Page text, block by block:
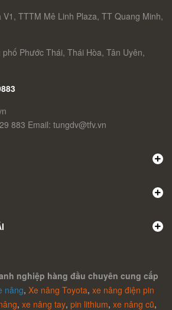
V1, TTTM Mê Linh Plaza, TT Quang Minh,
Phước Thái, Thái Hòa, Tân Uyên,
883 Email: tungdv@tfv.vn
nghiệp hàng đầu chuyên cung cấp
nâng, Xe nâng Toyota, xe nâng điện pin
, xe nâng tay, pin lithium, xe nâng cũ,